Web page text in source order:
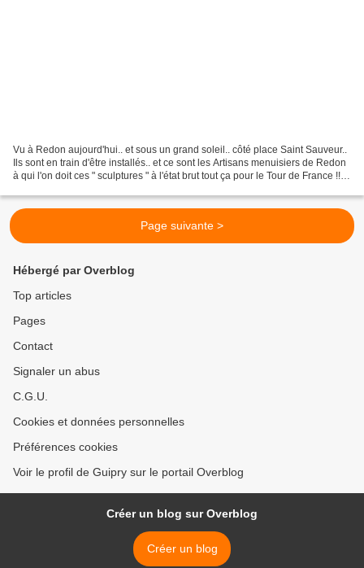
Vu à Redon aujourd'hui.. et sous un grand soleil.. côté place Saint Sauveur..
Ils sont en train d'être installés.. et ce sont les Artisans menuisiers de Redon
à qui l'on doit ces " sculptures " à l'état brut tout ça pour le Tour de France !!
Page suivante >
Hébergé par Overblog
Top articles
Pages
Contact
Signaler un abus
C.G.U.
Cookies et données personnelles
Préférences cookies
Voir le profil de Guipry sur le portail Overblog
Créer un blog sur Overblog
Créer un blog